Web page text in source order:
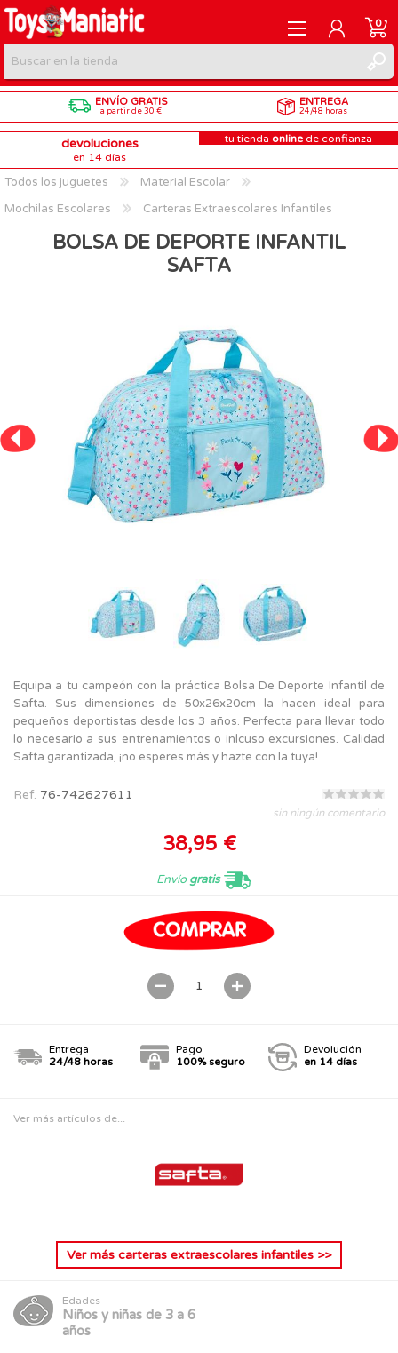
REGISTRARME
INICIAR SESIÓN
0
ENVÍO GRATIS
a partir de 30 €
ENTREGA
24/48 horas
devoluciones
en 14 días
tu tienda online de confianza
Todos los juguetes
Material Escolar
Mochilas Escolares
Carteras Extraescolares Infantiles
BOLSA DE DEPORTE INFANTIL
SAFTA
Equipa a tu campeón con la práctica Bolsa De Deporte Infantil de
Safta. Sus dimensiones de 50x26x20cm la hacen ideal para
pequeños deportistas desde los 3 años. Perfecta para llevar todo
lo necesario a sus entrenamientos o inlcuso excursiones. Calidad
Safta garantizada, ¡no esperes más y hazte con la tuya!
Ref. 76-742627611
sin ningún comentario
38,95 €
Envíogratis
Entrega
24/48 horas
Pago
100% seguro
Devolución
en 14 días
Ver más artículos de...
Ver más carteras extraescolares infantiles >>
Edades
Niños y niñas de 3 a 6
años